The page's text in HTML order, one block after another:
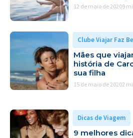
12 de maio de 20209
Clube Viajar Faz
Mães que
história de
sua filha
15 de maio de 20202
Dicas de Viagem
9 melhores